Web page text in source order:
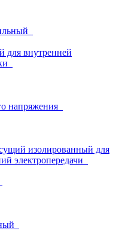
для внутренней
напряжения
изолированный для
электропередачи